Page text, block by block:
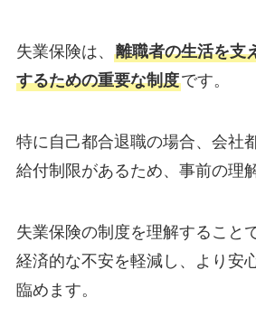
失業保険は、 離職者の生活を支
するための重要な制度です。
特に自己都合退職の場合、会社
給付制限があるため、事前の理
失業保険の制度を理解すること
経済的な不安を軽減し、より安
臨めます。